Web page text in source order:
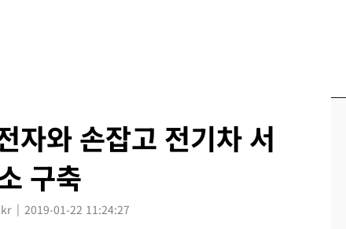
자와 손잡고 전기차 서
구축
2019-01-22 11:24:27